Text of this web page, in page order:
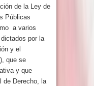
de la Ley de
Públicas
a varios
por la
y el
que se
y que
de Derecho, la